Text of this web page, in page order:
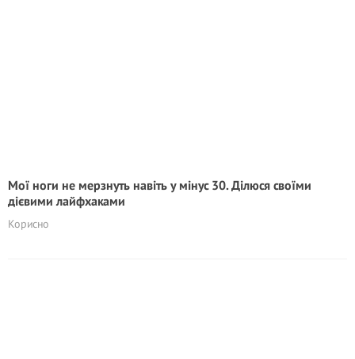
Мої ноги не мерзнуть навіть у мінус 30. Ділюся своїми
дієвими лайфхаками
Корисно